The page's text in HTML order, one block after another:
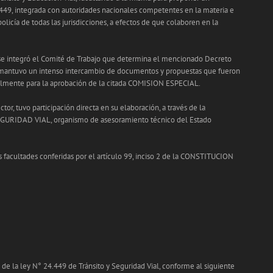
integrada con autoridades nacionales competentes en la materia e
de todas las jurisdicciones, a efectos de que colaboren en la
integró el Comité de Trabajo que determina el mencionado Decreto
un intenso intercambio de documentos y propuestas que fueron
para la aprobación de la citada COMISION ESPECIAL.
tuvo participación directa en su elaboración, a través de la
VIAL, organismo de asesoramiento técnico del Estado
conferidas por el artículo 99, inciso 2 de la CONSTITUCION
la ley N° 24.449 de Tránsito y Seguridad Vial, conforme al siguiente